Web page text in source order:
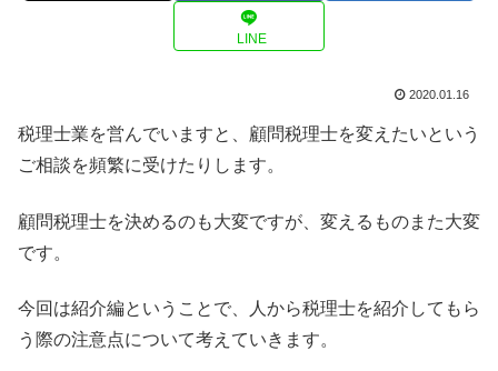
LINE
2020.01.16
税理士業を営んでいますと、顧問税理士を変えたいという
ご相談を頻繁に受けたりします。
顧問税理士を決めるのも大変ですが、変えるものまた大変
です。
今回は紹介編ということで、人から税理士を紹介してもら
う際の注意点について考えていきます。